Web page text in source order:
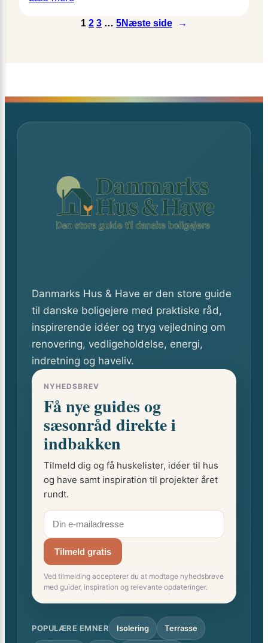
1 2 3 … 5Næste side →
Danmarks Hus & Have er den store guide
til danske boligejere med praktiske råd,
inspirerende idéer og tryg vejledning om
renovering, vedligeholdelse, energi,
indretning og haveliv.
NYHEDSBREV
Få nye guides og
sæsonråd direkte i
indbakken
Tilmeld dig og få huskelister, idéer til hus
og have samt inspiration til projekter året
rundt.
Tilmeld gratis
Ved tilmelding accepterer du at modtage nyhedsbreve
med guider, inspiration og relevante opdateringer.
POPULÆRE EMNER Isolering Terrasse